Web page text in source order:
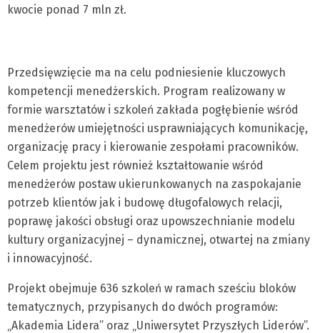
kwocie ponad 7 mln zł.
Przedsięwzięcie ma na celu podniesienie kluczowych
kompetencji menedżerskich. Program realizowany w
formie warsztatów i szkoleń zakłada pogłębienie wśród
menedżerów umiejętności usprawniających komunikację,
organizację pracy i kierowanie zespołami pracowników.
Celem projektu jest również kształtowanie wśród
menedżerów postaw ukierunkowanych na zaspokajanie
potrzeb klientów jak i budowę długofalowych relacji,
poprawę jakości obsługi oraz upowszechnianie modelu
kultury organizacyjnej – dynamicznej, otwartej na zmiany
i innowacyjność.
Projekt obejmuje 636 szkoleń w ramach sześciu bloków
tematycznych, przypisanych do dwóch programów:
„Akademia Lidera” oraz „Uniwersytet Przyszłych Liderów”.